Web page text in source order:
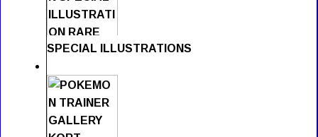
SPECIAL ILLUSTRATIONS